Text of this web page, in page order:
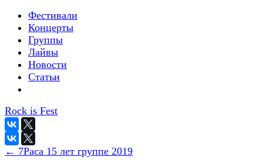
Фестивали
Концерты
Группы
Лайвы
Новости
Статьи
Rock is Fest
← 7Раса 15 лет группе 2019